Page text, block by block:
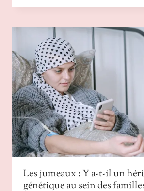
Les jumeaux : Y a-t-il un
génétique au sein des